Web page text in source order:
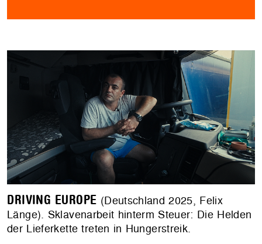
DRIVING EUROPE (Deutschland 2025, Felix
Länge). Sklavenarbeit hinterm Steuer: Die Helden
der Lieferkette treten in Hungerstreik.